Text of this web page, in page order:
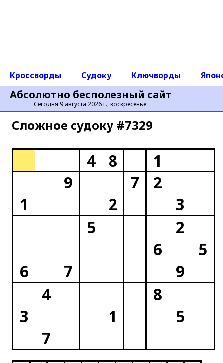
Абсолютно бесполезный сайт
Сегодня 9 августа 2026 г., воскресенье
Кроссворды Судоку Ключворды
Сложное cудоку #7329
4 8
1
9
7
2
1
2
3
5
2
6
5
6
7
9
4
8
3
1
5
7